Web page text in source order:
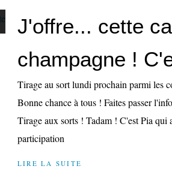
J'offre... cette
champagne !
Tirage au sort lundi prochain parmi les
Bonne chance à tous ! Faites passer
Tirage aux sorts ! Tadam ! C'est Pia qui
participation
LIRE LA SUITE